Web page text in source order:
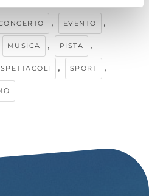
, EVENTO ,
MUSICA , PISTA ,
SPETTACOLI , SPORT ,